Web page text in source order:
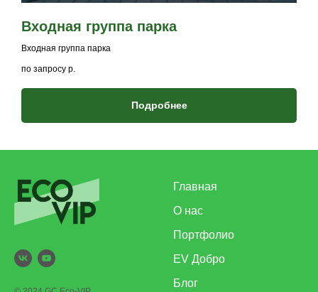
Входная группа парка
Входная группа парка
по запросу р.
Подробнее
Главная
О нас
Портфолио
EV Добро
Блог